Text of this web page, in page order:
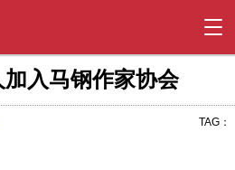
入马钢作家协会
TAG：